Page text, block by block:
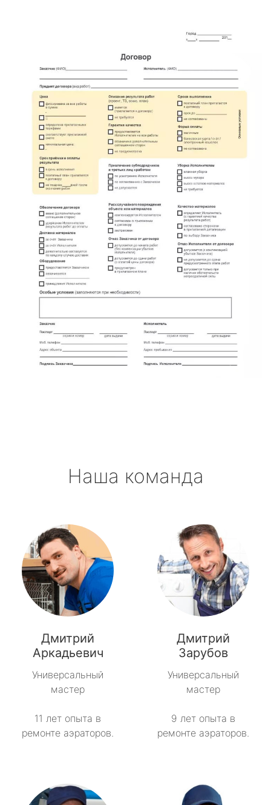
Наша команда
Дмитрий
Аркадьевич
Универсальный
мастер
11 лет опыта в
ремонте аэраторов.
Дмитрий
Зарубов
Универсальный
мастер
9 лет опыта в
ремонте аэраторов.